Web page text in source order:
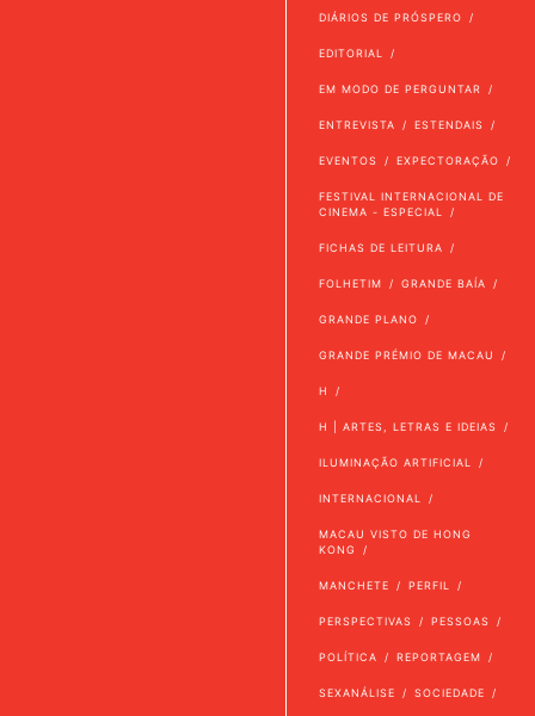
DIÁRIOS DE PRÓSPERO
EDITORIAL
EM MODO DE PERGUNTAR
ENTREVISTA ESTENDAIS
EVENTOS EXPECTORAÇÃO
FESTIVAL INTERNACIONAL DE
CINEMA - ESPECIAL
FICHAS DE LEITURA
FOLHETIM GRANDE BAÍA
GRANDE PLANO
GRANDE PRÉMIO DE MACAU
H
H | ARTES, LETRAS E IDEIAS
ILUMINAÇÃO ARTIFICIAL
INTERNACIONAL
MACAU VISTO DE HONG
KONG
MANCHETE PERFIL
PERSPECTIVAS PESSOAS
POLÍTICA REPORTAGEM
SEXANÁLISE SOCIEDADE